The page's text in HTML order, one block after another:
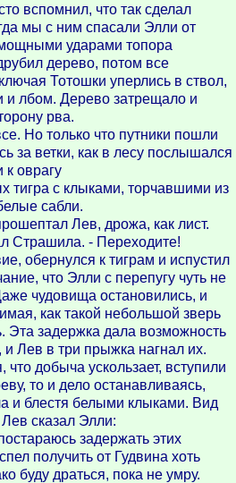
вспомнил, что так сделал
мы с ним спасали Элли от
ударами топора
дерево, потом все
Тотошки уперлись в ствол,
и лбом. Дерево затрещало и
рва.
Но только что путники пошли
за ветки, как в лесу послышался
оврагу
тигра с клыками, торчавшими из
сабли.
Лев, дрожа, как лист.
Страшила. - Переходите!
обернулся к тиграм и испустил
что Элли с перепугу чуть не
чудовища остановились, и
как такой небольшой зверь
Эта задержка дала возможность
и Лев в три прыжка нагнал их.
добыча ускользает, вступили
то и дело останавливаясь,
и блестя белыми клыками. Вид
сказал Элли:
задержать этих
получить от Гудвина хоть
буду драться, пока не умру.